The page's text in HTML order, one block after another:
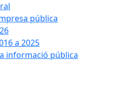
pública
a 2025
informació pública